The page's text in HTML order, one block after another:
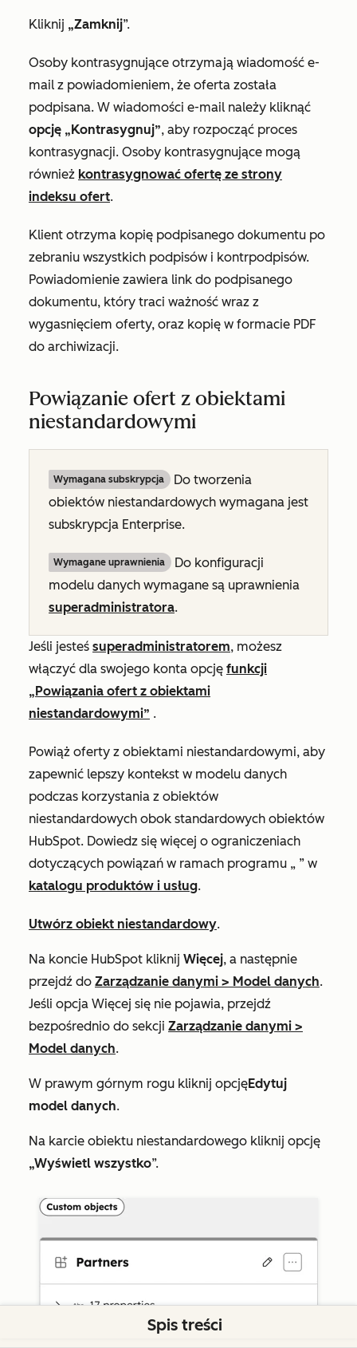
Kliknij „Zamknij”.
Osoby kontrasygnujące otrzymają wiadomość e-
mail z powiadomieniem, że oferta została
podpisana. W wiadomości e-mail należy kliknąć
opcję „Kontrasygnuj”, aby rozpocząć proces
kontrasygnacji. Osoby kontrasygnujące mogą
również kontrasygnować ofertę ze strony
indeksu ofert.
Klient otrzyma kopię podpisanego dokumentu po
zebraniu wszystkich podpisów i kontrpodpisów.
Powiadomienie zawiera link do podpisanego
dokumentu, który traci ważność wraz z
wygasnięciem oferty, oraz kopię w formacie PDF
do archiwizacji.
Powiązanie ofert z obiektami
niestandardowymi
Wymagana subskrypcja
Do tworzenia
obiektów niestandardowych wymagana jest
subskrypcja Enterprise.
Wymagane uprawnienia
Do konfiguracji
modelu danych wymagane są uprawnienia
superadministratora.
Jeśli jesteś superadministratorem, możesz
włączyć dla swojego konta opcję funkcji
„Powiązania ofert z obiektami
niestandardowymi” .
Powiąż oferty z obiektami niestandardowymi, aby
zapewnić lepszy kontekst w modelu danych
podczas korzystania z obiektów
niestandardowych obok standardowych obiektów
HubSpot. Dowiedz się więcej o ograniczeniach
dotyczących powiązań w ramach programu „ ” w
katalogu produktów i usług.
Utwórz obiekt niestandardowy.
Na koncie HubSpot kliknij Więcej, a następnie
przejdź do Zarządzanie danymi > Model danych.
Jeśli opcja Więcej się nie pojawia, przejdź
bezpośrednio do sekcji Zarządzanie danymi >
Model danych.
W prawym górnym rogu kliknij opcjęEdytuj
model danych.
Na karcie obiektu niestandardowego kliknij opcję
„Wyświetl wszystko”.
Spis treści